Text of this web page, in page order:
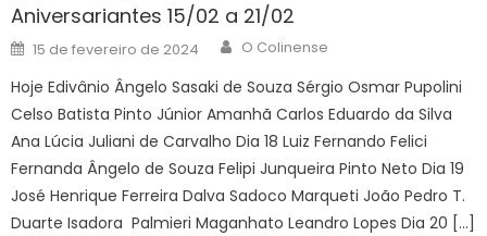
Aniversariantes 15/02 a 21/02
Posted
on
15 de fevereiro de 2024 Author
O Colinense
Hoje Edivânio Ângelo Sasaki de Souza Sérgio Osmar Pupolini
Celso Batista Pinto Júnior Amanhã Carlos Eduardo da Silva
Ana Lúcia Juliani de Carvalho Dia 18 Luiz Fernando Felici
Fernanda Ângelo de Souza Felipi Junqueira Pinto Neto Dia 19
José Henrique Ferreira Dalva Sadoco Marqueti João Pedro T.
Duarte Isadora Palmieri Maganhato Leandro Lopes Dia 20 […]